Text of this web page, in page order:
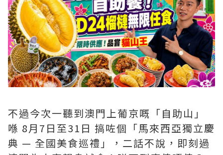
不過今次一聽到澳門上葡京嘅「自助山」
喺 8月7日至31日 搞咗個「馬來西亞獨立慶
典 — 全國美食巡禮」，二話不說，即刻過